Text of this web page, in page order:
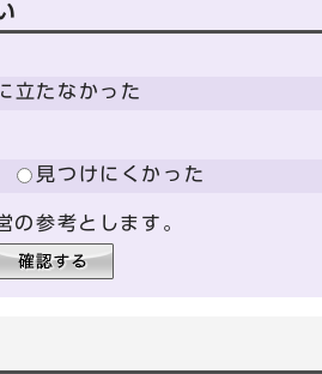
立たなかった
見つけにくかった
の参考とします。